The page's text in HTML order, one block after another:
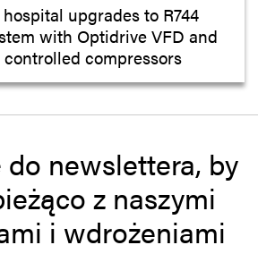
upgrades to R744
with Optidrive VFD and
controlled compressors
do newslettera, by
z naszymi
i wdrożeniami